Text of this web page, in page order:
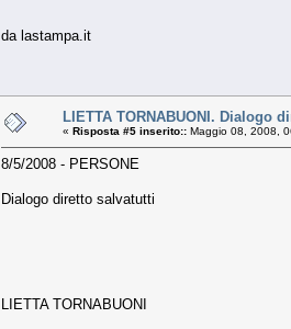
da lastampa.it
LIETTA TORNABUONI. Dialogo
« Risposta #5 inserito:: Maggio 08, 2008,
8/5/2008 - PERSONE
Dialogo diretto salvatutti
LIETTA TORNABUONI